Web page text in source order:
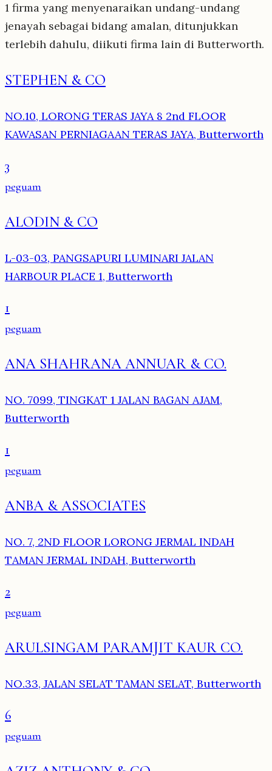
1 firma yang menyenaraikan undang-undang
jenayah sebagai bidang amalan, ditunjukkan
terlebih dahulu, diikuti firma lain di Butterworth.
STEPHEN & CO
NO.10, LORONG TERAS JAYA 8 2nd FLOOR
KAWASAN PERNIAGAAN TERAS JAYA, Butterworth
3
peguam
ALODIN & CO
L-03-03, PANGSAPURI LUMINARI JALAN
HARBOUR PLACE 1, Butterworth
1
peguam
ANA SHAHRANA ANNUAR & CO.
NO. 7099, TINGKAT 1 JALAN BAGAN AJAM,
Butterworth
1
peguam
ANBA & ASSOCIATES
NO. 7, 2ND FLOOR LORONG JERMAL INDAH
TAMAN JERMAL INDAH, Butterworth
2
peguam
ARULSINGAM PARAMJIT KAUR CO.
NO.33, JALAN SELAT TAMAN SELAT, Butterworth
6
peguam